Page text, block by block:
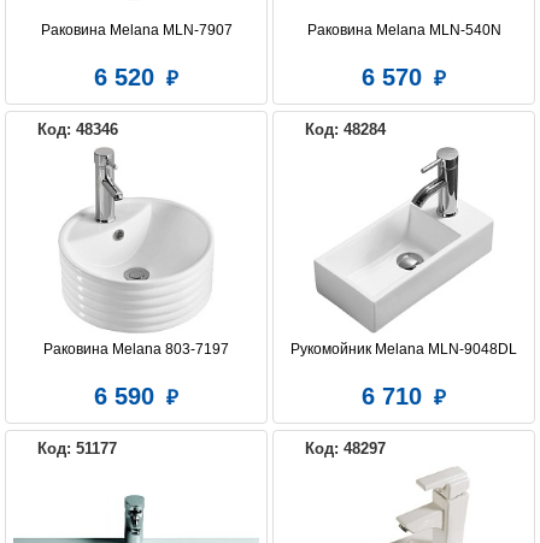
DURAVIT EXCELLENT GROHE
JIKA
KERAMA MARAZZI
ORANGE SANTEK
VITRA
Раковина Melana MLN-7907
6 520
Раковина Melana MLN-540N
6 570
Код: 48346
Раковина Melana 803-7197
6 590
Код: 48284
Рукомойник Melana MLN-9048DL
6 710
Код: 51177 Код: 48297